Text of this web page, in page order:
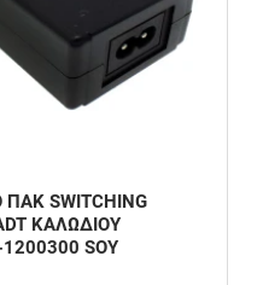
SWITCHING
ΚΑΛΩΔΙΟΥ
1200300 SOY